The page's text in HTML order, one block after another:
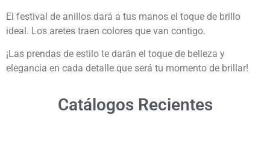
El festival de anillos dará a tus manos el toque de brillo
ideal. Los aretes traen colores que van contigo.
¡Las prendas de estilo te darán el toque de belleza y
elegancia en cada detalle que será tu momento de brillar!
Catálogos Recientes